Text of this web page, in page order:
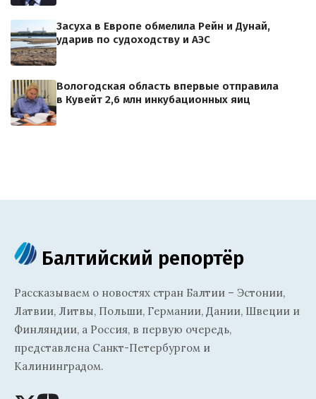
Засуха в Европе обмелила Рейн и Дунай,
ударив по судоходству и АЭС
Вологодская область впервые отправила
в Кувейт 2,6 млн инкубационных яиц
Балтийский репортёр
Рассказываем о новостях стран Балтии – Эстонии,
Латвии, Литвы, Польши, Германии, Дании, Швеции и
Финляндии, а Россия, в первую очередь,
представлена Санкт-Петербургом и
Калининградом.